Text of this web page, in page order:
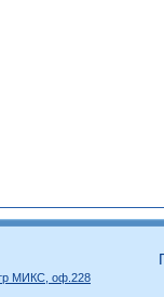
МИКС, оф.228